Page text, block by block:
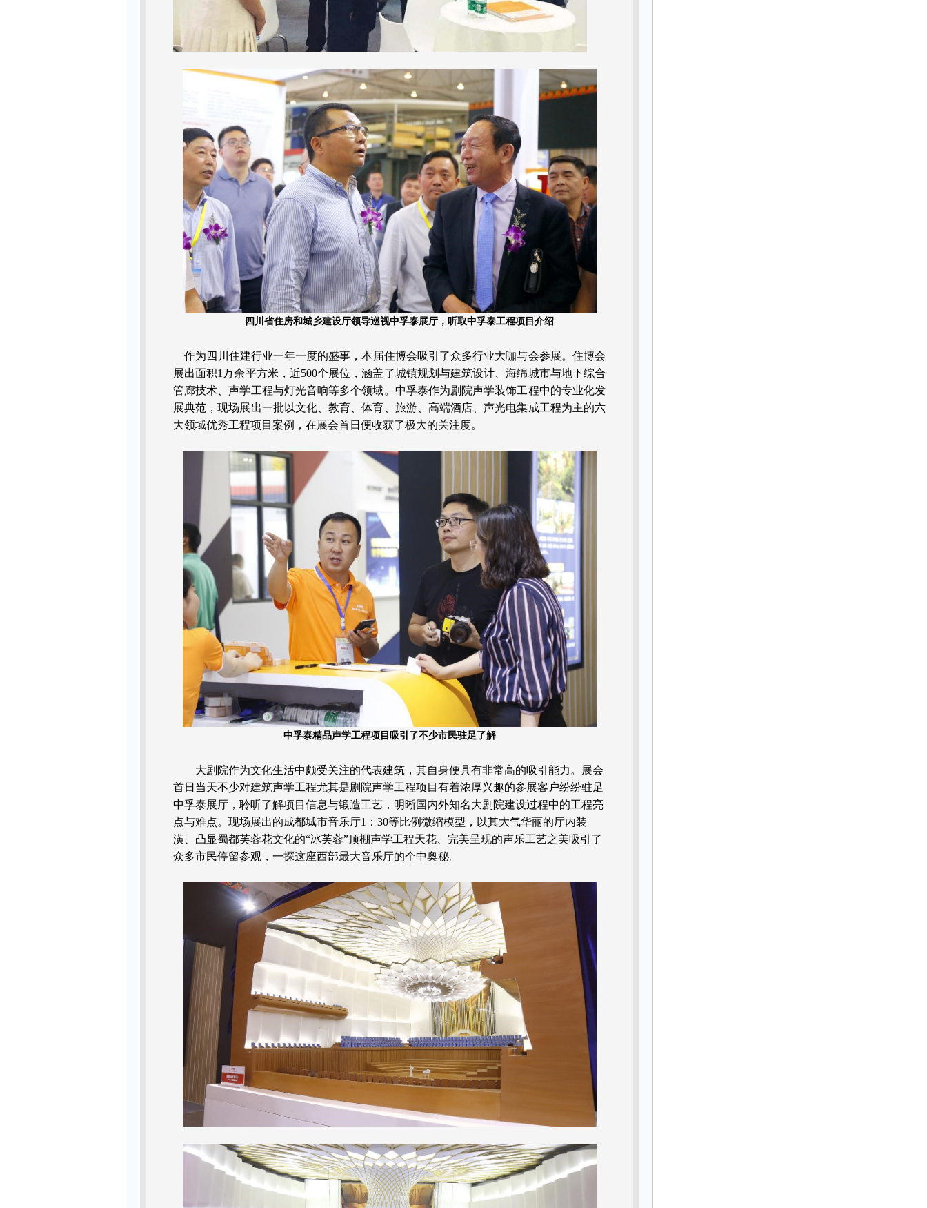
四川省住房和城乡建设厅领导巡视中孚泰展厅，听取中孚泰工程项目介绍
作为四川住建行业一年一度的盛事，本届住博会吸引了众多行业大咖与会参展。住博会
展出面积1万余平方米，近500个展位，涵盖了城镇规划与建筑设计、海绵城市与地下综合
管廊技术、声学工程与灯光音响等多个领域。中孚泰作为剧院声学装饰工程中的专业化发
展典范，现场展出一批以文化、教育、体育、旅游、高端酒店、声光电集成工程为主的六
大领域优秀工程项目案例，在展会首日便收获了极大的关注度。
中孚泰精品声学工程项目吸引了不少市民驻足了解
大剧院作为文化生活中颇受关注的代表建筑，其自身便具有非常高的吸引能力。展会
首日当天不少对建筑声学工程尤其是剧院声学工程项目有着浓厚兴趣的参展客户纷纷驻足
中孚泰展厅，聆听了解项目信息与锻造工艺，明晰国内外知名大剧院建设过程中的工程亮
点与难点。现场展出的成都城市音乐厅1 ： 30等比例微缩模型，以其大气华丽的厅内装
潢、凸显蜀都芙蓉花文化的“冰芙蓉”顶棚声学工程天花、完美呈现的声乐工艺之美吸引了
众多市民停留参观，一探这座西部最大音乐厅的个中奥秘。